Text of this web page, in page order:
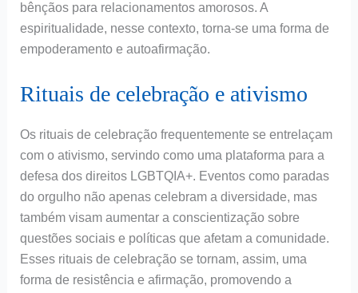
bênçãos para relacionamentos amorosos. A
espiritualidade, nesse contexto, torna-se uma forma de
empoderamento e autoafirmação.
Rituais de celebração e ativismo
Os rituais de celebração frequentemente se entrelaçam
com o ativismo, servindo como uma plataforma para a
defesa dos direitos LGBTQIA+. Eventos como paradas
do orgulho não apenas celebram a diversidade, mas
também visam aumentar a conscientização sobre
questões sociais e políticas que afetam a comunidade.
Esses rituais de celebração se tornam, assim, uma
forma de resistência e afirmação, promovendo a